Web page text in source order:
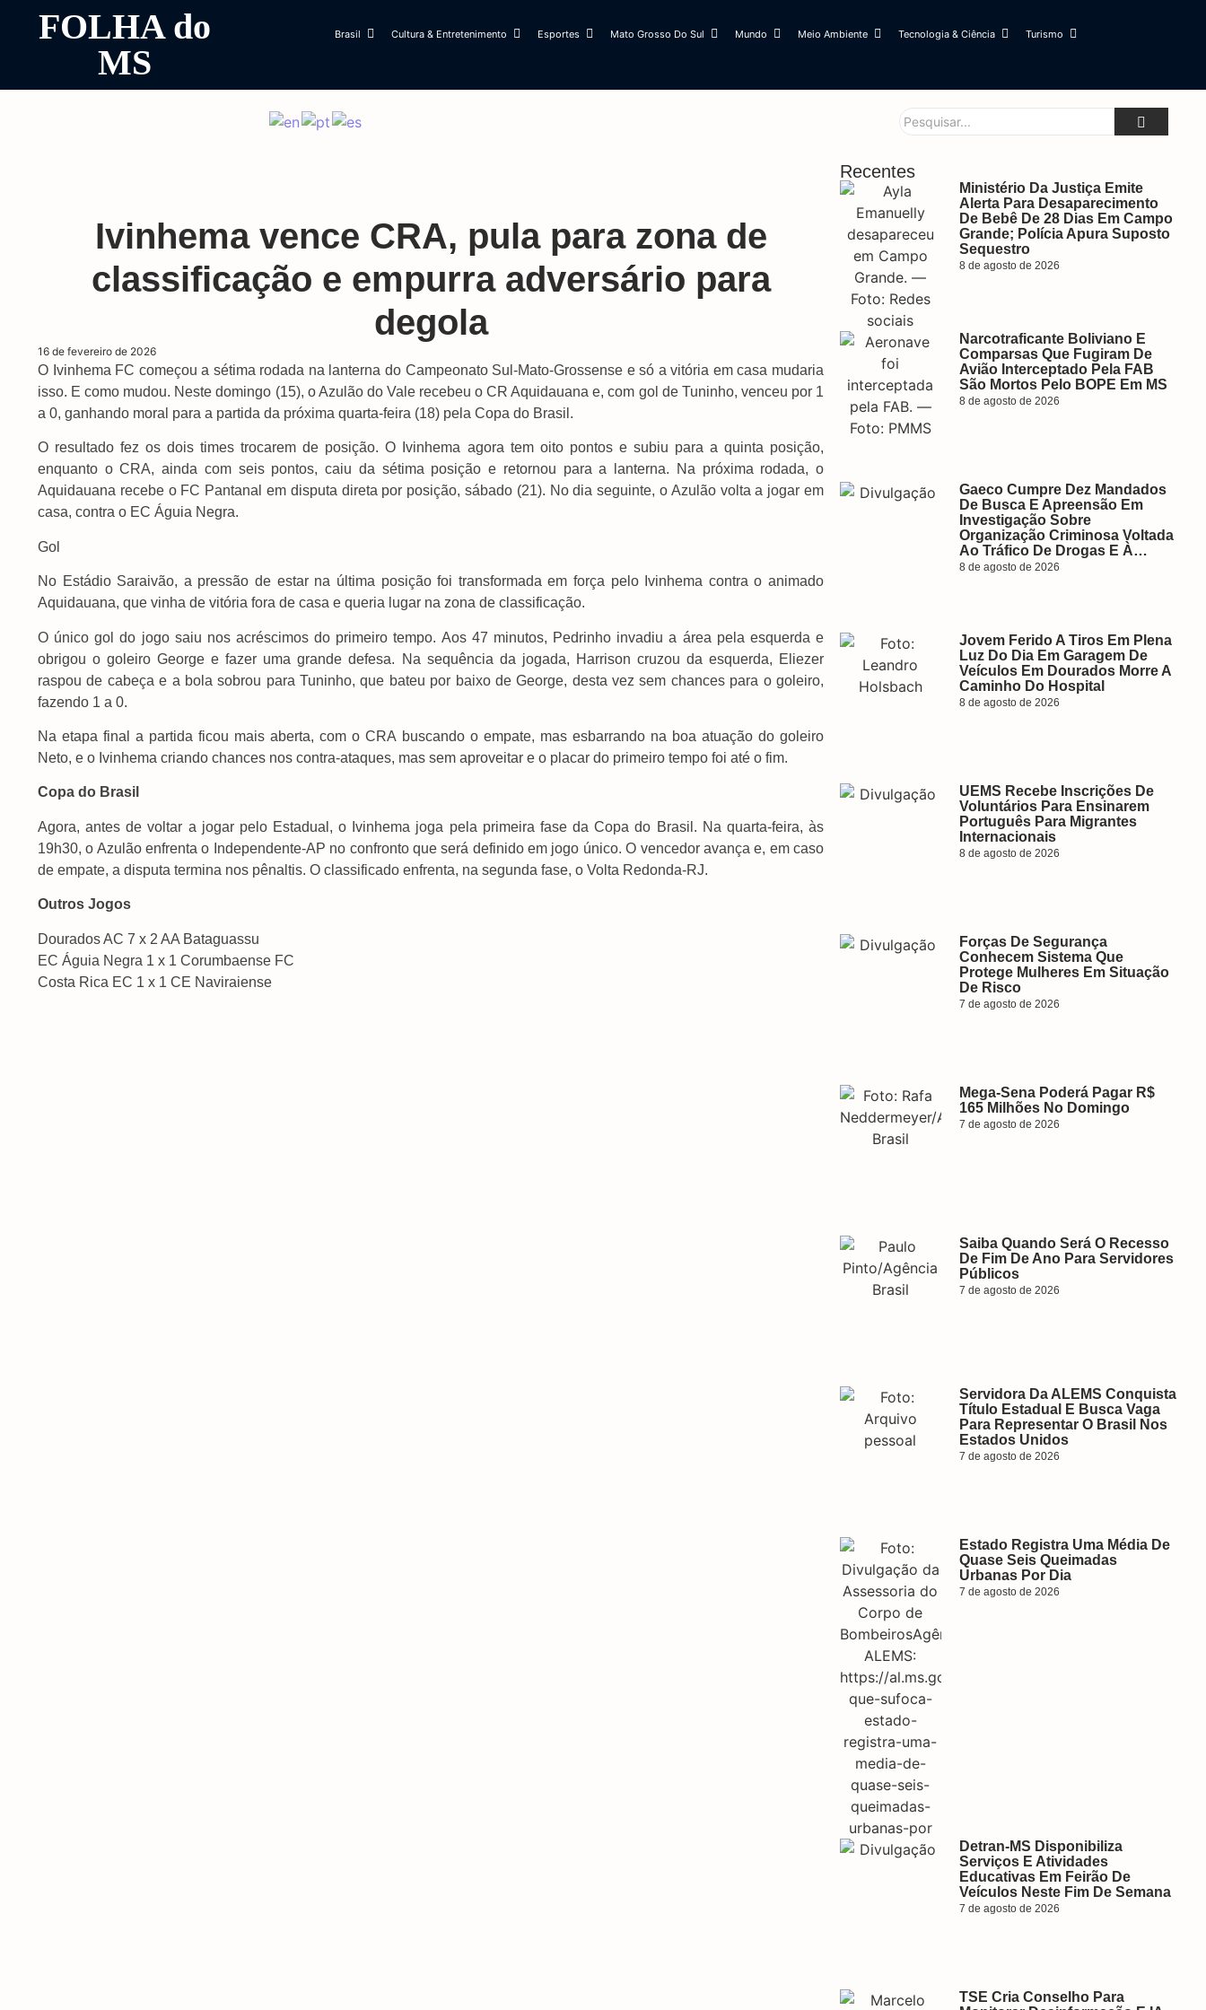
FOLHA do
MS
Brasil Cultura & Entretenimento Esportes Mato Grosso Do Sul Mundo Meio Ambiente Tecnologia & Ciência Turismo
Ivinhema vence CRA, pula para zona de
classificação e empurra adversário para
degola
16 de fevereiro de 2026
O Ivinhema FC começou a sétima rodada na lanterna do Campeonato Sul-Mato-Grossense e só a vitória em casa mudaria
isso. E como mudou. Neste domingo (15), o Azulão do Vale recebeu o CR Aquidauana e, com gol de Tuninho, venceu por 1
a 0, ganhando moral para a partida da próxima quarta-feira (18) pela Copa do Brasil.
O resultado fez os dois times trocarem de posição. O Ivinhema agora tem oito pontos e subiu para a quinta posição,
enquanto o CRA, ainda com seis pontos, caiu da sétima posição e retornou para a lanterna. Na próxima rodada, o
Aquidauana recebe o FC Pantanal em disputa direta por posição, sábado (21). No dia seguinte, o Azulão volta a jogar em
casa, contra o EC Águia Negra.
Gol
No Estádio Saraivão, a pressão de estar na última posição foi transformada em força pelo Ivinhema contra o animado
Aquidauana, que vinha de vitória fora de casa e queria lugar na zona de classificação.
O único gol do jogo saiu nos acréscimos do primeiro tempo. Aos 47 minutos, Pedrinho invadiu a área pela esquerda e
obrigou o goleiro George e fazer uma grande defesa. Na sequência da jogada, Harrison cruzou da esquerda, Eliezer
raspou de cabeça e a bola sobrou para Tuninho, que bateu por baixo de George, desta vez sem chances para o goleiro,
fazendo 1 a 0.
Na etapa final a partida ficou mais aberta, com o CRA buscando o empate, mas esbarrando na boa atuação do goleiro
Neto, e o Ivinhema criando chances nos contra-ataques, mas sem aproveitar e o placar do primeiro tempo foi até o fim.
Copa do Brasil
Agora, antes de voltar a jogar pelo Estadual, o Ivinhema joga pela primeira fase da Copa do Brasil. Na quarta-feira, às
19h30, o Azulão enfrenta o Independente-AP no confronto que será definido em jogo único. O vencedor avança e, em caso
de empate, a disputa termina nos pênaltis. O classificado enfrenta, na segunda fase, o Volta Redonda-RJ.
Outros Jogos
Dourados AC 7 x 2 AA Bataguassu
EC Águia Negra 1 x 1 Corumbaense FC
Costa Rica EC 1 x 1 CE Naviraiense
Recentes
Ministério Da Justiça Emite
Alerta Para Desaparecimento
De Bebê De 28 Dias Em Campo
Grande; Polícia Apura Suposto
Sequestro
8 de agosto de 2026
Narcotraficante Boliviano E
Comparsas Que Fugiram De
Avião Interceptado Pela FAB
São Mortos Pelo BOPE Em MS
8 de agosto de 2026
Gaeco Cumpre Dez Mandados
De Busca E Apreensão Em
Investigação Sobre
Organização Criminosa Voltada
Ao Tráfico De Drogas E À…
8 de agosto de 2026
Jovem Ferido A Tiros Em Plena
Luz Do Dia Em Garagem De
Veículos Em Dourados Morre A
Caminho Do Hospital
8 de agosto de 2026
UEMS Recebe Inscrições De
Voluntários Para Ensinarem
Português Para Migrantes
Internacionais
8 de agosto de 2026
Forças De Segurança
Conhecem Sistema Que
Protege Mulheres Em Situação
De Risco
7 de agosto de 2026
Mega-Sena Poderá Pagar R$
165 Milhões No Domingo
7 de agosto de 2026
Saiba Quando Será O Recesso
De Fim De Ano Para Servidores
Públicos
7 de agosto de 2026
Servidora Da ALEMS Conquista
Título Estadual E Busca Vaga
Para Representar O Brasil Nos
Estados Unidos
7 de agosto de 2026
Estado Registra Uma Média De
Quase Seis Queimadas
Urbanas Por Dia
7 de agosto de 2026
Detran-MS Disponibiliza
Serviços E Atividades
Educativas Em Feirão De
Veículos Neste Fim De Semana
7 de agosto de 2026
TSE Cria Conselho Para